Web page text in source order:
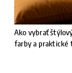
Ako vybrať
farby a praktické